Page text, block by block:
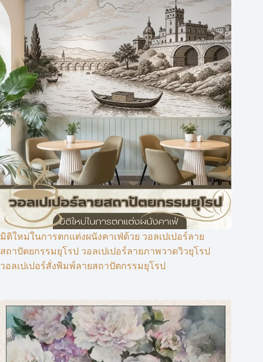
มิติใหม่ในการตกแต่งผนังคาเฟ่ด้วย วอลเปเปอร์ลาย
สถาปัตยกรรมยุโรป วอลเปเปอร์ลายภาพวาดวิวยุโรป
วอลเปเปอร์สั่งพิมพ์ลายสถาปัตกรรมยุโรป